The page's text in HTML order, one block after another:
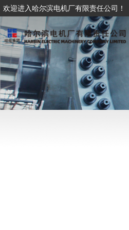
欢迎进入哈尔滨电机厂有限责任公司！